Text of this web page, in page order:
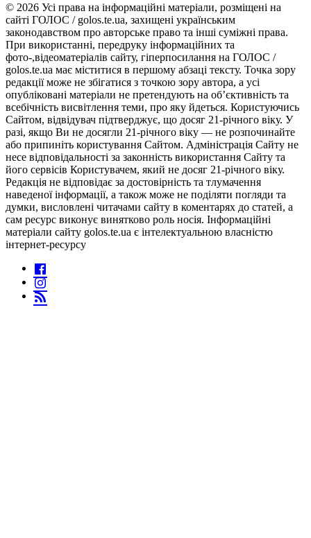
© 2026 Усі права на інформаційні матеріали, розміщені на
сайті ГОЛОС / golos.te.ua, захищені українським
законодавством про авторське право та інші суміжні права.
При використанні, передруку інформаційних та
фото-,відеоматеріалів сайту, гіперпосилання на ГОЛОС /
golos.te.ua має міститися в першому абзаці тексту. Точка зору
редакції може не збігатися з точкою зору автора, а усі
опубліковані матеріали не претендують на об’єктивність та
всебічність висвітлення теми, про яку йдеться. Користуючись
Сайтом, відвідувач підтверджує, що досяг 21-річного віку. У
разі, якщо Ви не досягли 21-річного віку — не розпочинайте
або припиніть користування Сайтом. Адміністрація Сайту не
несе відповідальності за законність використання Сайту та
його сервісів Користувачем, який не досяг 21-річного віку.
Редакція не відповідає за достовірність та тлумачення
наведеної інформації, а також може не поділяти погляди та
думки, висловлені читачами сайту в коментарях до статей, а
сам ресурс виконує винятково роль носія. Інформаційні
матеріали сайту golos.te.ua є інтелектуальною власністю
інтернет-ресурсу